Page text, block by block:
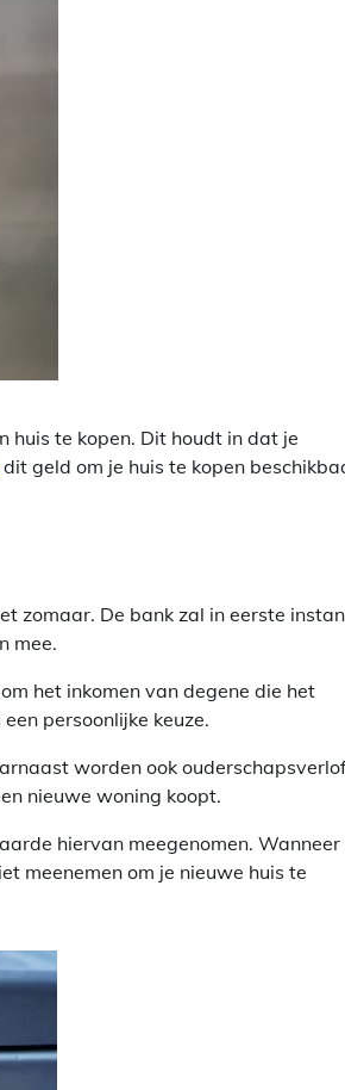
huis te kopen. Dit houdt in dat je
dit geld om je huis te kopen
zomaar. De bank zal in eerste
mee.
het inkomen van degene die het
persoonlijke keuze.
worden ook
nieuwe woning koopt.
hiervan meegenomen. Wanneer
meenemen om je nieuwe huis te